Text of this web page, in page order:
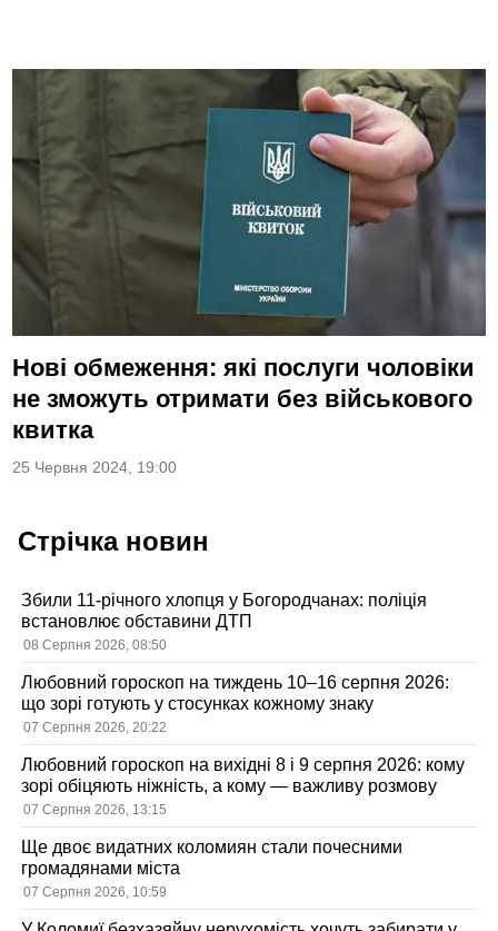
Нові обмеження: які послуги чоловіки
не зможуть отримати без військового
квитка
25 Червня 2024, 19:00
Стрічка новин
Збили 11-річного хлопця у Богородчанах: поліція
встановлює обставини ДТП
08 Серпня 2026, 08:50
Любовний гороскоп на тиждень 10–16 серпня 2026:
що зорі готують у стосунках кожному знаку
07 Серпня 2026, 20:22
Любовний гороскоп на вихідні 8 і 9 серпня 2026: кому
зорі обіцяють ніжність, а кому — важливу розмову
07 Серпня 2026, 13:15
Ще двоє видатних коломиян стали почесними
громадянами міста
07 Серпня 2026, 10:59